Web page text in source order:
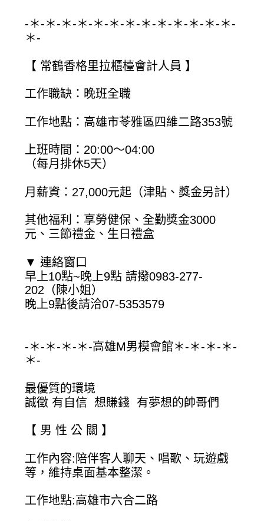
-＊-＊-＊-＊-＊-＊-＊-＊-＊-＊-＊-＊-＊-
＊-
【 常鶴香格里拉櫃檯會計人員 】
工作職缺：晚班全職
工作地點：高雄市苓雅區四維二路353號
上班時間：20:00～04:00
（每月排休5天）
月薪資：27,000元起（津貼、獎金另計）
其他福利：享勞健保、全勤獎金3000
元、三節禮金、生日禮盒
▼ 連絡窗口
早上10點~晚上9點 請撥0983-277-
202（陳小姐）
晚上9點後請洽07-5353579
-＊-＊-＊-＊-高雄M男模會館＊-＊-＊-＊-
＊-
最優質的環境
誠徵 有自信 想賺錢 有夢想的帥哥們
【 男 性 公 關 】
工作內容:陪伴客人聊天、唱歌、玩遊戲
等，維持桌面基本整潔。
工作地點:高雄市六合二路